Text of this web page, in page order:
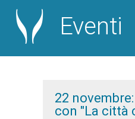
Eventi
22
con "La città